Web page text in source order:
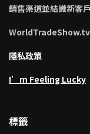
銷售渠道並結識新客
WorldTradeShow.tv
隱私政策
I’m Feeling Lucky
標籤